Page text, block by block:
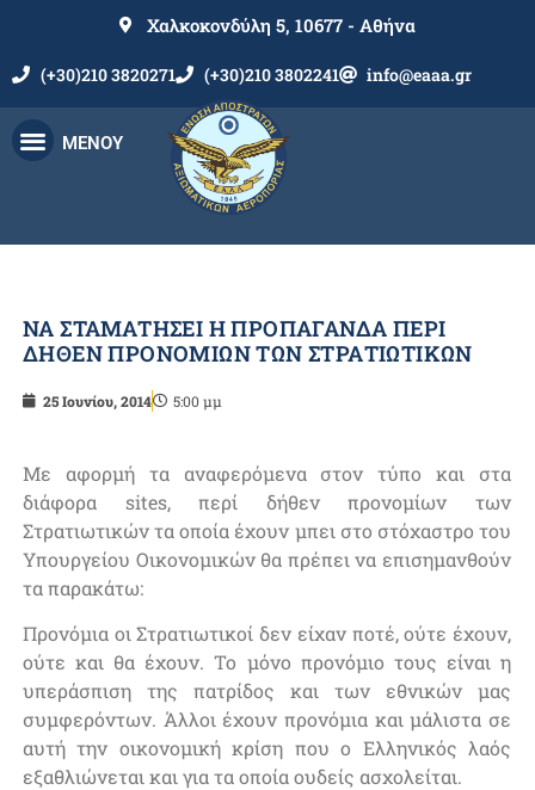
Χαλκοκονδύλη 5, 10677 - Αθήνα
(+30)210 3820271 (+30)210 3802241 info@eaaa.gr
ΜΕΝΟΥ
ΝΑ ΣΤΑΜΑΤΗΣΕΙ Η ΠΡΟΠΑΓΑΝΔΑ ΠΕΡΙ
ΔΗΘΕΝ ΠΡΟΝΟΜΙΩΝ ΤΩΝ ΣΤΡΑΤΙΩΤΙΚΩΝ
25 Ιουνίου, 2014 5:00 μμ
Με αφορμή τα αναφερόμενα στον τύπο και στα
διάφορα sites, περί δήθεν προνομίων των
Στρατιωτικών τα οποία έχουν μπει στο στόχαστρο του
Υπουργείου Οικονομικών θα πρέπει να επισημανθούν
τα παρακάτω:
Προνόμια οι Στρατιωτικοί δεν είχαν ποτέ, ούτε έχουν,
ούτε και θα έχουν. Το μόνο προνόμιο τους είναι η
υπεράσπιση της πατρίδος και των εθνικών μας
συμφερόντων. Άλλοι έχουν προνόμια και μάλιστα σε
αυτή την οικονομική κρίση που ο Ελληνικός λαός
εξαθλιώνεται και για τα οποία ουδείς ασχολείται.